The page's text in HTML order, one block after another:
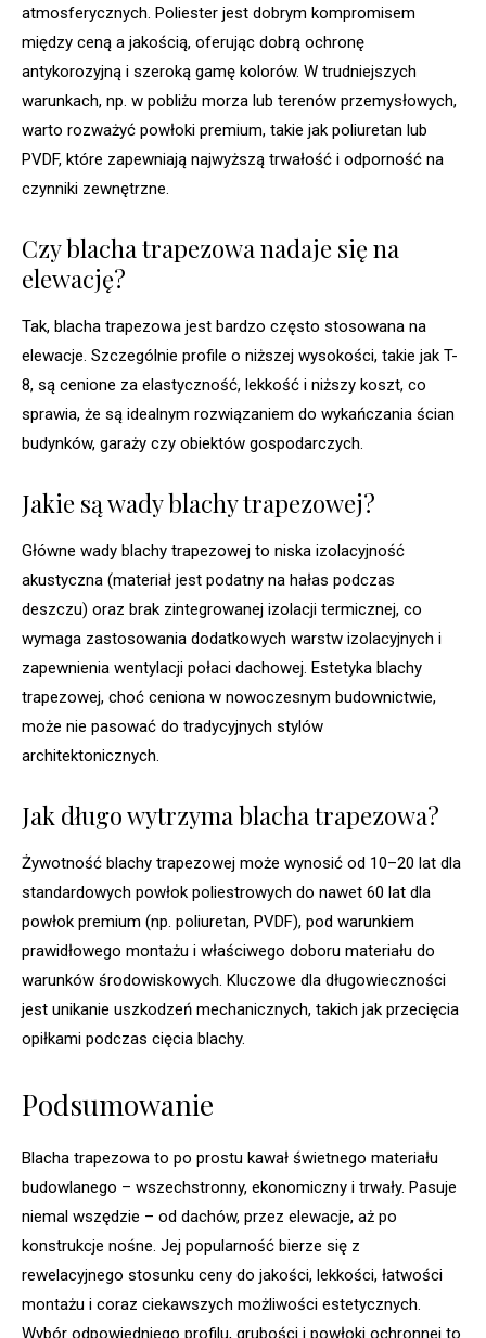
atmosferycznych. Poliester jest dobrym kompromisem
między ceną a jakością, oferując dobrą ochronę
antykorozyjną i szeroką gamę kolorów. W trudniejszych
warunkach, np. w pobliżu morza lub terenów przemysłowych,
warto rozważyć powłoki premium, takie jak poliuretan lub
PVDF, które zapewniają najwyższą trwałość i odporność na
czynniki zewnętrzne.
Czy blacha trapezowa nadaje się na
elewację?
Tak, blacha trapezowa jest bardzo często stosowana na
elewacje. Szczególnie profile o niższej wysokości, takie jak T-
8, są cenione za elastyczność, lekkość i niższy koszt, co
sprawia, że są idealnym rozwiązaniem do wykańczania ścian
budynków, garaży czy obiektów gospodarczych.
Jakie są wady blachy trapezowej?
Główne wady blachy trapezowej to niska izolacyjność
akustyczna (materiał jest podatny na hałas podczas
deszczu) oraz brak zintegrowanej izolacji termicznej, co
wymaga zastosowania dodatkowych warstw izolacyjnych i
zapewnienia wentylacji połaci dachowej. Estetyka blachy
trapezowej, choć ceniona w nowoczesnym budownictwie,
może nie pasować do tradycyjnych stylów
architektonicznych.
Jak długo wytrzyma blacha trapezowa?
Żywotność blachy trapezowej może wynosić od 10–20 lat dla
standardowych powłok poliestrowych do nawet 60 lat dla
powłok premium (np. poliuretan, PVDF), pod warunkiem
prawidłowego montażu i właściwego doboru materiału do
warunków środowiskowych. Kluczowe dla długowieczności
jest unikanie uszkodzeń mechanicznych, takich jak przecięcia
opiłkami podczas cięcia blachy.
Podsumowanie
Blacha trapezowa to po prostu kawał świetnego materiału
budowlanego – wszechstronny, ekonomiczny i trwały. Pasuje
niemal wszędzie – od dachów, przez elewacje, aż po
konstrukcje nośne. Jej popularność bierze się z
rewelacyjnego stosunku ceny do jakości, lekkości, łatwości
montażu i coraz ciekawszych możliwości estetycznych.
Wybór odpowiedniego profilu, grubości i powłoki ochronnej to